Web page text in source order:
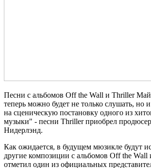
Песни с альбомов Off the Wall и Thriller
теперь можно будет не только слушать, но
на сценическую постановку одного из
музыки" - песни Thriller приобрел
Нидерлэнд.
Как ожидается, в будущем мюзикле будут
другие композиции с альбомов Off the
отметил один из официальных